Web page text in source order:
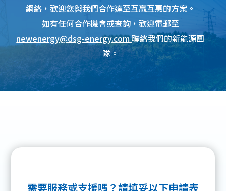
網絡，歡迎您與我們合作達至互贏互惠的方案。
如有任何合作機會或查詢，歡迎電郵至
newenergy@dsg-energy.com聯絡我們的新能源團
隊。